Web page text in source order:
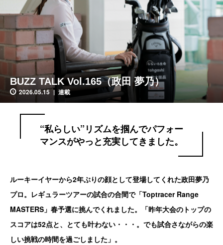
BUZZ TALK Vol.165（政田 夢乃）
2026.05.15 連載
“私らしい”リズムを掴んでパフォー
マンスがやっと充実してきました。
ルーキーイヤーから2年ぶりの顔として登場してくれた政田夢乃
プロ。レギュラーツアーの試合の合間で「Toptracer Range
MASTERS」春予選に挑んでくれました。「昨年大会のトップの
スコアは52点と、とても叶わない・・・。でも試合さながらの楽
しい挑戦の時間を過ごしました」。